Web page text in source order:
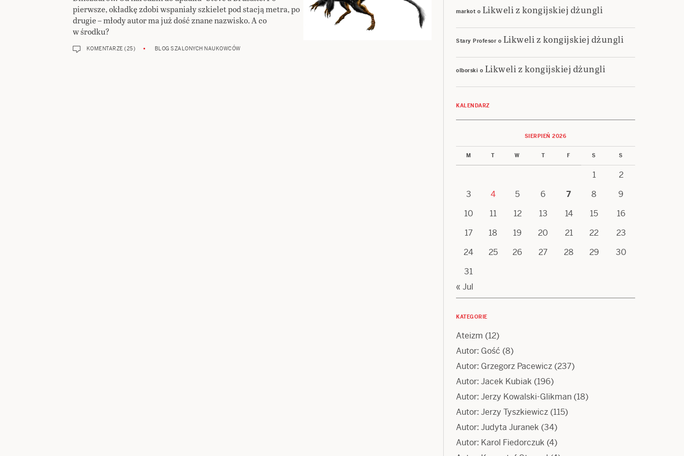
pierwsze, okładkę zdobi wspaniały szkielet pod stacją metra, po
drugie – młody autor ma już dość znane nazwisko. A co
w środku?
KOMENTARZE (25) BLOG SZALONYCH NAUKOWCÓW
markot o Likweli z kongijskiej dżungli
Stary Profesor o Likweli z kongijskiej dżungli
olborski o Likweli z kongijskiej dżungli
KALENDARZ
SIERPIEŃ 2026
M T W T F S S
1
2
3
4 5 6 7 8
9
10
11 12 13 14 15
16
17
18 19 20 21 22
23
24
25 26 27 28 29
30
31
« Jul
KATEGORIE
Ateizm (12)
Autor: Gość (8)
Autor: Grzegorz Pacewicz (237)
Autor: Jacek Kubiak (196)
Autor: Jerzy Kowalski-Glikman (18)
Autor: Jerzy Tyszkiewicz (115)
Autor: Judyta Juranek (34)
Autor: Karol Fiedorczuk (4)